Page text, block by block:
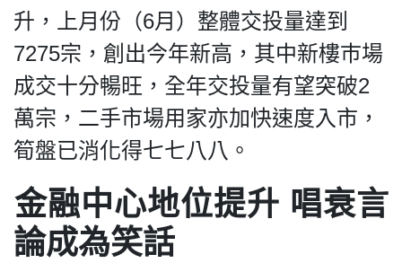
升，上月份（6月）整體交投量達到
7275宗，創出今年新高，其中新樓巿場
成交十分暢旺，全年交投量有望突破2
萬宗，二手市場用家亦加快速度入市，
筍盤已消化得七七八八。
金融中心地位提升 唱衰言
論成為笑話